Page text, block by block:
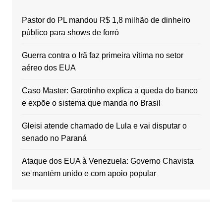
Pastor do PL mandou R$ 1,8 milhão de dinheiro
público para shows de forró
Guerra contra o Irã faz primeira vítima no setor
aéreo dos EUA
Caso Master: Garotinho explica a queda do banco
e expõe o sistema que manda no Brasil
Gleisi atende chamado de Lula e vai disputar o
senado no Paraná
Ataque dos EUA à Venezuela: Governo Chavista
se mantém unido e com apoio popular